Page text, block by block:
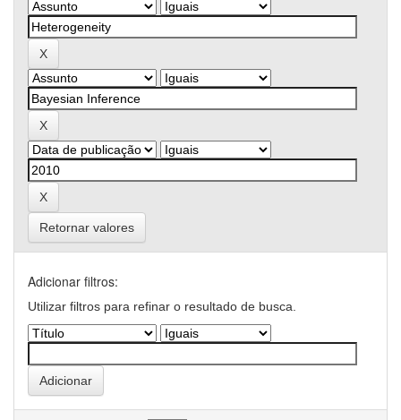
Retornar valores
Adicionar filtros:
Utilizar filtros para refinar o resultado de busca.